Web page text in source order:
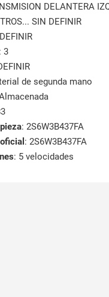
DELANTERA
SIN DEFINIR
: 3
de segunda mano
: 2S6W3B437FA
: 2S6W3B437FA
: 5 velocidades